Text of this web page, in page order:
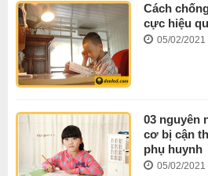
Cách
cực hiệu
05/02/2021
03 nguyên
cơ bị cận
phụ huynh
05/02/2021